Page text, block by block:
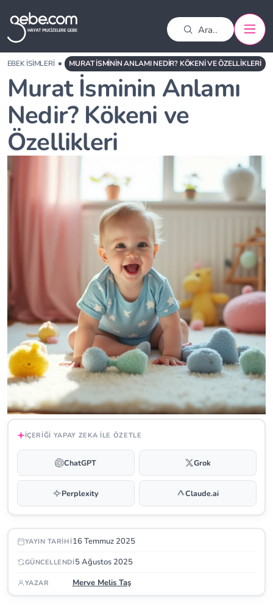
BEBEK İSIMLERI MURAT İSMININ ANLAMI NEDIR? KÖKENI VE ÖZELLIKLERI
Murat İsminin Anlamı
Nedir? Kökeni ve
Özellikleri
İÇERIĞI YAPAY ZEKA ILE ÖZETLE
ChatGPT Grok
Perplexity Claude.ai
YAYIN TARIHI16 Temmuz 2025
GÜNCELLENDI5 Ağustos 2025
YAZAR Merve Melis Taş